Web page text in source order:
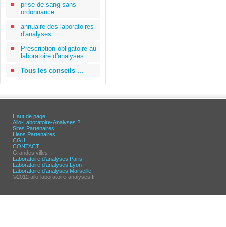
prise de sang sans
ordonnance
annuaire des laboratoires
d'analyses
Prescription obligatoire au
laboratoire d'analyses
Tous les conseils ...
Haut de page
Allo-Laboratoire-Analyses ?
Sites Partenaires
Liens Partenaires
CGU
CONTACT
Grandes villes :
Laboratoire d'analyses Paris
Laboratoire d'analyses Lyon
Laboratoire d'analyses Marseille
©2012 allo-laboratoire-analyses.fr